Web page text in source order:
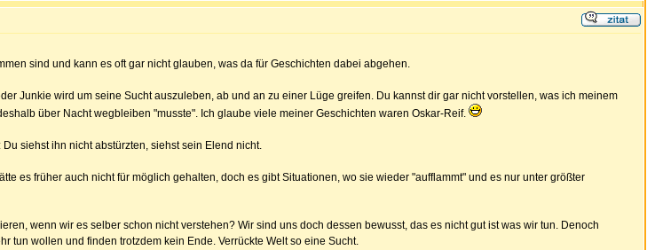
sind und kann es oft gar nicht glauben, was da für Geschichten dabei abgehen.
Junkie wird um seine Sucht auszuleben, ab und an zu einer Lüge greifen. Du kannst dir gar nicht vorstellen, was ich meinem
über Nacht wegbleiben "musste". Ich glaube viele meiner Geschichten waren Oskar-Reif.
siehst ihn nicht abstürzten, siehst sein Elend nicht.
es früher auch nicht für möglich gehalten, doch es gibt Situationen, wo sie wieder "aufflammt" und es nur unter größter
wenn wir es selber schon nicht verstehen? Wir sind uns doch dessen bewusst, das es nicht gut ist was wir tun. Denoch
tun wollen und finden trotzdem kein Ende. Verrückte Welt so eine Sucht.